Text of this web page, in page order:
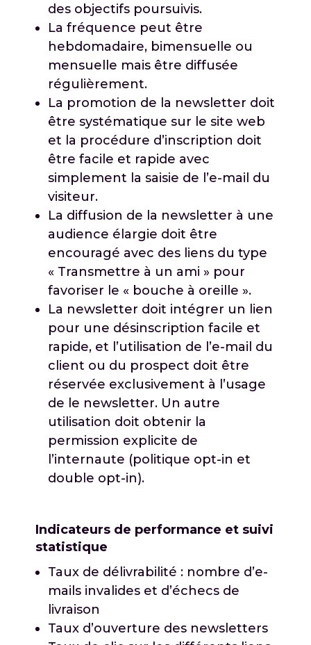
des objectifs poursuivis.
La fréquence peut être
hebdomadaire, bimensuelle ou
mensuelle mais être diffusée
régulièrement.
La promotion de la newsletter doit
être systématique sur le site web
et la procédure d’inscription doit
être facile et rapide avec
simplement la saisie de l’e-mail du
visiteur.
La diffusion de la newsletter à une
audience élargie doit être
encouragé avec des liens du type
« Transmettre à un ami » pour
favoriser le « bouche à oreille ».
La newsletter doit intégrer un lien
pour une désinscription facile et
rapide, et l’utilisation de l’e-mail du
client ou du prospect doit être
réservée exclusivement à l’usage
de le newsletter. Un autre
utilisation doit obtenir la
permission explicite de
l’internaute (politique opt-in et
double opt-in).
Indicateurs de performance et suivi
statistique
Taux de délivrabilité : nombre d’e-
mails invalides et d’échecs de
livraison
Taux d’ouverture des newsletters